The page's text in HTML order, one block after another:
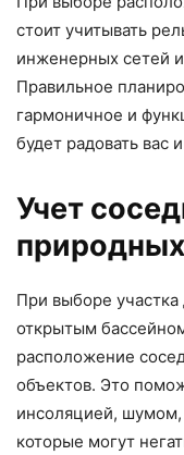
стоит учитывать
инженерных сетей
Правильное
гармоничное и
будет радовать вас
Учет
При выборе участка
открытым
расположение
объектов. Это
инсоляцией,
которые могут